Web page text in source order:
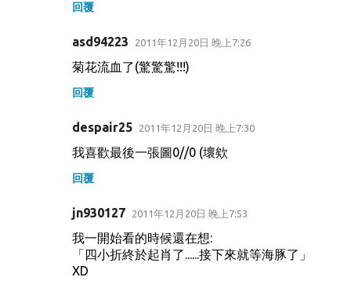
回覆
asd94223 2011年12月20日 晚上7:26
菊花流血了(驚驚驚!!!)
回覆
despair25 2011年12月20日 晚上7:30
我喜歡最後一張圖0//0 (壞欸
回覆
jn930127 2011年12月20日 晚上7:53
我一開始看的時候還在想:
「四小折終於起肖了......接下來就等海豚了」
XD